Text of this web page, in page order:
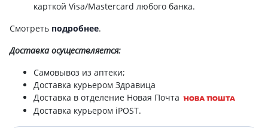
карткой Visa/Mastercard любого банка.
Смотреть подробнее.
Доставкаосуществляется:
Самовывоз из аптеки;
Доставка курьером Здравица
Доставка в отделение Новая Почта
Доставка курьером iPOST.